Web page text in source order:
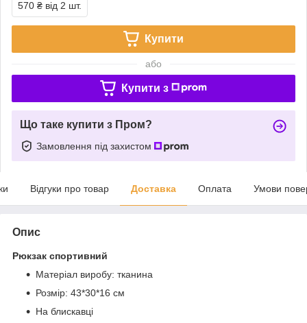
570 ₴ від 2 шт.
Купити
або
Купити з
Що таке купити з Пром?
Замовлення під захистом
Відгуки про товар Доставка Оплата Умови
Опис
Рюкзак спортивний
Матеріал виробу: тканина
Розмір: 43*30*16 см
На блискавці